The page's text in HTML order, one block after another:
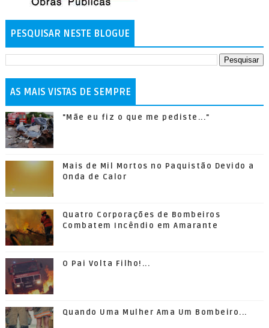
PESQUISAR NESTE BLOGUE
AS MAIS VISTAS DE SEMPRE
"Mãe eu fiz o que me pediste..."
Mais de Mil Mortos no Paquistão Devido a
Onda de Calor
Quatro Corporações de Bombeiros
Combatem Incêndio em Amarante
O Pai Volta Filho!...
Quando Uma Mulher Ama Um Bombeiro...